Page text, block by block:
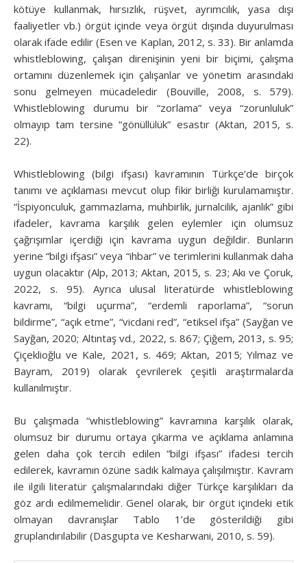
kötüye kullanmak, hırsızlık, rüşvet, ayrımcılık, yasa dışı
faaliyetler vb.) örgüt içinde veya örgüt dışında duyurulması
olarak ifade edilir (Esen ve Kaplan, 2012, s. 33). Bir anlamda
whistleblowing, çalışan direnişinin yeni bir biçimi, çalışma
ortamını düzenlemek için çalışanlar ve yönetim arasındaki
sonu gelmeyen mücadeledir (Bouville, 2008, s. 579).
Whistleblowing durumu bir “zorlama” veya “zorunluluk”
olmayıp tam tersine “gönüllülük” esastır (Aktan, 2015, s.
22).
Whistleblowing (bilgi ifşası) kavramının Türkçe‘de birçok
tanımı ve açıklaması mevcut olup fikir birliği kurulamamıştır.
“İspiyonculuk, gammazlama, muhbirlik, jurnalcilik, ajanlık” gibi
ifadeler, kavrama karşılık gelen eylemler için olumsuz
çağrışımlar içerdiği için kavrama uygun değildir. Bunların
yerine “bilgi ifşası” veya “ihbar” ve terimlerini kullanmak daha
uygun olacaktır (Alp, 2013; Aktan, 2015, s. 23; Akı ve Çoruk,
2022, s. 95). Ayrıca ulusal literatürde whistleblowing
kavramı, “bilgi uçurma”, “erdemli raporlama”, “sorun
bildirme”, “açık etme”, “vicdani red”, “etiksel ifşa” (Sayğan ve
Sayğan, 2020; Altıntaş vd., 2022, s. 867; Çiğem, 2013, s. 95;
Çiçeklioğlu ve Kale, 2021, s. 469; Aktan, 2015; Yılmaz ve
Bayram, 2019) olarak çevrilerek çeşitli araştırmalarda
kullanılmıştır.
Bu çalışmada “whistleblowing” kavramına karşılık olarak,
olumsuz bir durumu ortaya çıkarma ve açıklama anlamına
gelen daha çok tercih edilen “bilgi ifşası” ifadesi tercih
edilerek, kavramın özüne sadık kalmaya çalışılmıştır. Kavram
ile ilgili literatür çalışmalarındaki diğer Türkçe karşılıkları da
göz ardı edilmemelidir. Genel olarak, bir örgüt içindeki etik
olmayan davranışlar Tablo 1’de gösterildiği gibi
gruplandırılabilir (Dasgupta ve Kesharwani, 2010, s. 59).